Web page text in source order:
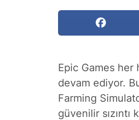
Epic Games her
devam ediyor.
Farming
güvenilir